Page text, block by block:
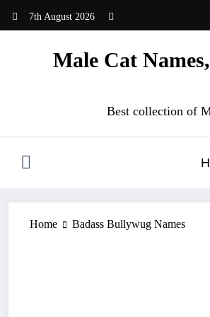
7th August 2026
Male Cat
Best collection of
Home Badass Bullywug Names